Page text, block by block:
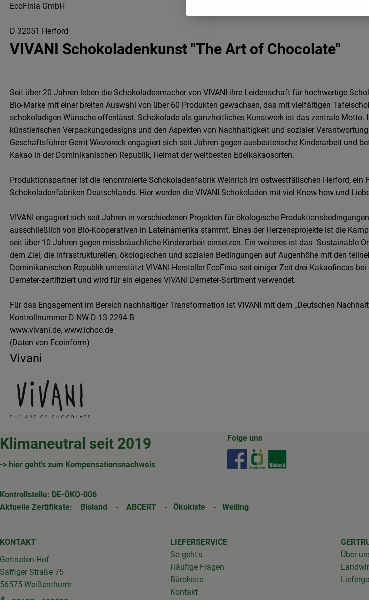
EcoFinia GmbH
D 32051 Herford
VIVANI Schokoladenkunst "The Art of Chocolate"
Seit über 20 Jahren leben die Schokoladenmacher von VIVANI ihre Leidenschaft für hochwertige
Bio-Marke mit einer breiten Auswahl von über 60 Produkten gewachsen, das mit vielfältigen
schokoladigen Wünsche offenlässt. Schokolade als ganzheitliches Kunstwerk ist das zentrale
künstlerischen Verpackungsdesigns und den Aspekten von Nachhaltigkeit und sozialer
Geschäftsführer Gerrit Wiezoreck engagiert sich seit Jahren gegen ausbeuterische Kinderarbeit und
Kakao in der Dominikanischen Republik, Heimat der weltbesten Edelkakaosorten.
Produktionspartner ist die renommierte Schokoladenfabrik Weinrich im ostwestfälischen Herford, ein
Schokoladenfabriken Deutschlands. Hier werden die VIVANI-Schokoladen mit viel Know-how und
VIVANI engagiert sich seit Jahren in verschiedenen Projekten für ökologische
ausschließlich von Bio-Kooperativen in Lateinamerika stammt. Eines der Herzensprojekte ist die
seit über 10 Jahren gegen missbräuchliche Kinderarbeit einsetzen. Ein weiteres ist das "Sustainable
dem Ziel, die infrastrukturellen, ökologischen und sozialen Bedingungen auf Augenhöhe mit den
Dominikanischen Republik unterstützt VIVANI-Hersteller EcoFinia seit einiger Zeit drei Kakaofincas
Demeter-zertifiziert und wird für ein eigenes VIVANI Demeter-Sortiment verwendet.
Für das Engagement im Bereich nachhaltiger Transformation ist VIVANI mit dem „Deutschen
Kontrollnummer D-NW-D-13-2294-B
www.vivani.de, www.ichoc.de
(Daten von Ecoinform)
Vivani
Klimaneutral seit 2019
-> hier geht's zum Kompensationsnachweis
Folge uns
Externer Link zu https://
Kontrollstelle: DE-ÖKO-006
Aktuelle Zertifikate: Bioland - ABCERT - Ökokiste - Weiling
KONTAKT
Gertruden-Hof
Saffiger Straße 75
56575 Weißenthurm
LIEFERSERVICE
So geht's
Häufige Fragen
Bürokiste
Kontakt
Über